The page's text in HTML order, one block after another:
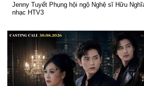
Jenny Tuyết Phụng hội ngộ Nghệ sĩ Hữu
nhạc HTV3